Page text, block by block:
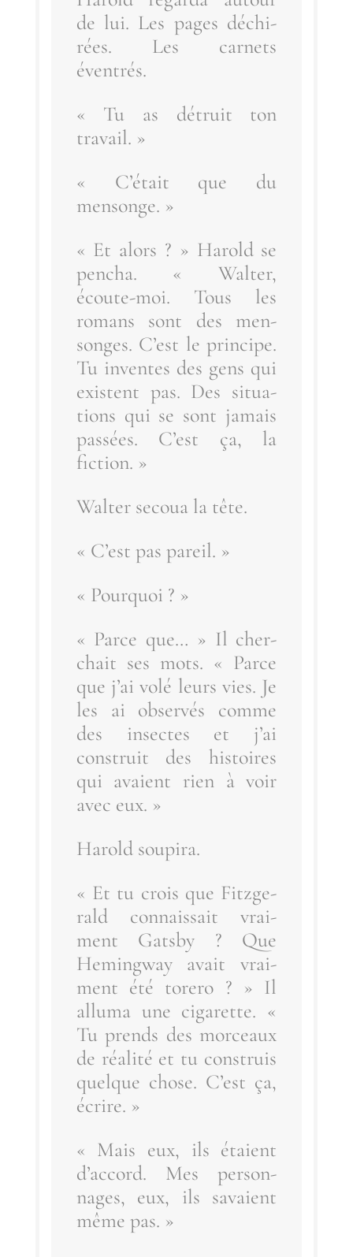
de lui. Les pages déchi­
rées. Les car­nets
éventrés.
« Tu as détruit ton
travail. »
« C’é­tait que du
mensonge. »
« Et alors ? » Harold se
pen­cha. « Wal­ter,
écoute-moi. Tous les
romans sont des men­
songes. C’est le prin­cipe.
Tu inventes des gens qui
existent pas. Des situa­
tions qui se sont jamais
pas­sées. C’est ça, la
fiction. »
Wal­ter secoua la tête.
« C’est pas pareil. »
« Pour­quoi ? »
« Parce que… » Il cher­
chait ses mots. « Parce
que j’ai volé leurs vies. Je
les ai obser­vés comme
des insectes et j’ai
construit des his­toires
qui avaient rien à voir
avec eux. »
Harold sou­pi­ra.
« Et tu crois que Fitz­ge­
rald connais­sait vrai­
ment Gats­by ? Que
Heming­way avait vrai­
ment été tore­ro ? » Il
allu­ma une ciga­rette. «
Tu prends des mor­ceaux
de réa­li­té et tu construis
quelque chose. C’est ça,
écrire. »
« Mais eux, ils étaient
d’ac­cord. Mes per­son­
nages, eux, ils savaient
même pas. »